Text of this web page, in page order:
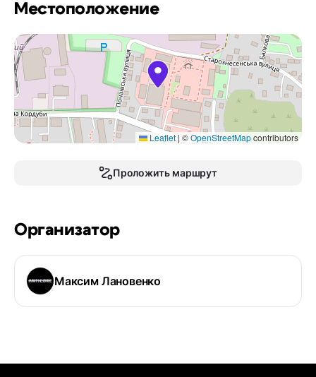
Местоположение
Leaflet | ©OpenStreetMapcontributors
Проложить маршрут
Организатор
Максим Лановенко